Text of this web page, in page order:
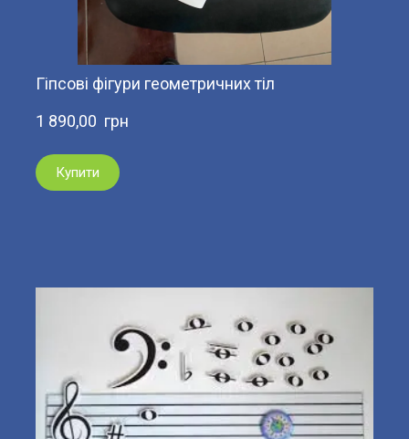
Гіпсові фігури геометричних тіл
1 890,00  грн
Купити